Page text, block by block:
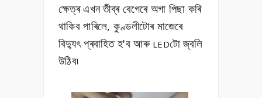
ক্ষেত্ৰ এখন তীব্ৰ বেগেৰে অগা পিছা কৰি
থাকিব পাৰিলে, কুণ্ডলীটোৰ মাজেৰে
বিদ্যুৎ প্ৰবাহিত হ'ব আৰু LEDটোজ্বলি
উঠিব৷